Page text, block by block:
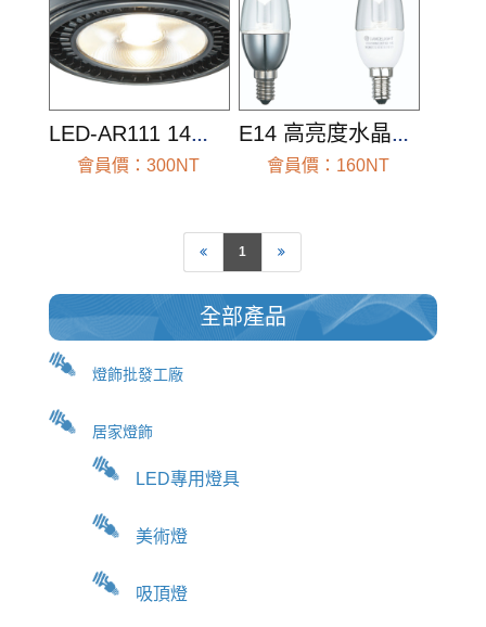
LED-AR111 14W 投射燈泡
會員價：300NT 會員價：160NT
1
全部產品
燈飾批發工廠
居家燈飾
LED專用燈具
美術燈
吸頂燈